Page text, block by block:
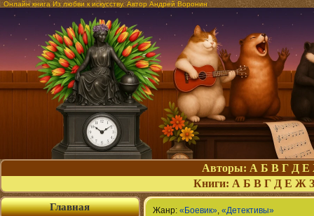
Онлайн книга Из любви к искусству. Автор Андрей Воронин
Авторы: А Б В Г Д Е
Книги: А Б В Г Д Е Ж З
Жанр: «Боевик», «Детективы»
Главная